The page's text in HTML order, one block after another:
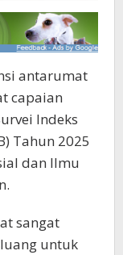
antarumat
capaian
Indeks
Tahun 2025
dan Ilmu
sangat
untuk